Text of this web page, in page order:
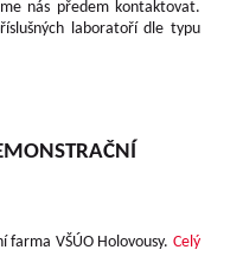
nás předem kontaktovat.
laboratoří dle typu
farma VŠÚO Holovousy. Celý